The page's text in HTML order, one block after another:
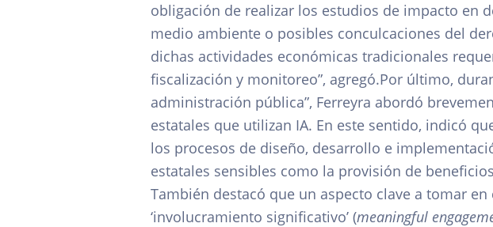
obligación de realizar los estudios de impacto en
medio ambiente o posibles conculcaciones del
dichas actividades económicas tradicionales
fiscalización y monitoreo”, agregó.Por último,
administración pública”, Ferreyra abordó
estatales que utilizan IA. En este sentido, indicó
los procesos de diseño, desarrollo e
estatales sensibles como la provisión de
También destacó que un aspecto clave a tomar
‘involucramiento significativo’ (meaningful